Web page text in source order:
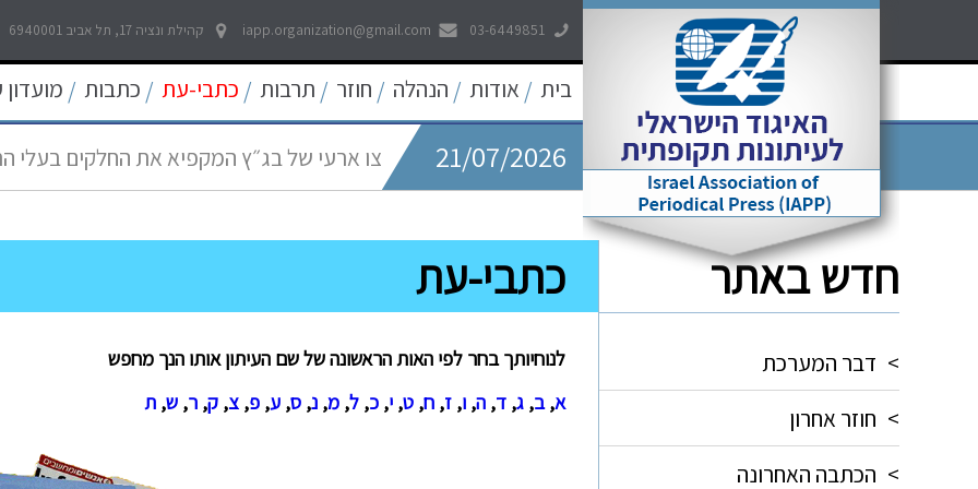
03-6449851
iapp.organization@gmail.com קהילת ונציה 17, תל אביב 6940001
בית / אודות / הנהלה / חוזר / תרבות / כתבי-עת / כתבות / מועדון
21/07/2026 לאפשר דיווח פתוח וחופשי לכל אמצעי
21/07/2026 צו ארעי של בג״ץ המקפיא את החלקים בעלי
החדש 05/07/2026 עוד קו אדום נחצה - פגיעה באולפני חדשות
09/05/2026 חדש באתר
> דבר המערכת
> חוזר אחרון
> הכתבה האחרונה
כתבי-עת
לנוחיותך בחר לפי האות הראשונה של שם העיתון אותו הנך מחפש
א,ב, ג, ד, ה, ו, ז, ח, ט, י, כ, ל, מ, נ, ס, ע, פ, צ, ק, ר, ש, ת